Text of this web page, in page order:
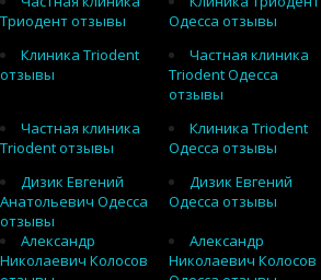
Триодент отзывы
Одесса отзывы
Клиника Triodent
отзывы
Частная клиника
Triodent Одесса
отзывы
Частная клиника
Triodent отзывы
Клиника Triodent
Одесса отзывы
Дизик Евгений
Анатольевич Одесса
отзывы
Дизик Евгений
Одесса отзывы
Александр
Николаевич Колосов
Александр
Николаевич Колосов